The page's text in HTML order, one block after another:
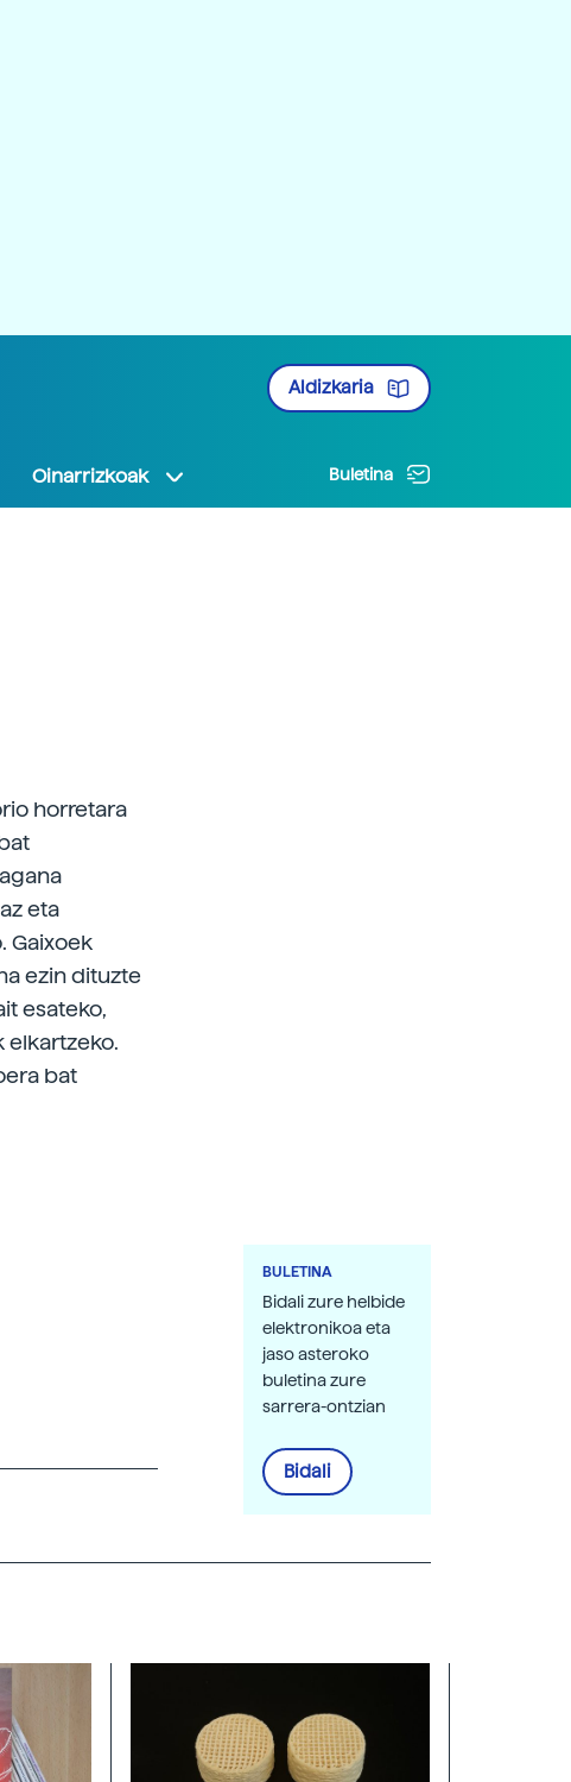
Aldizkaria
Oinarrizkoak Buletina
horretara
eta
Gaixoek
ezin dituzte
esateko,
elkartzeko.
bat
BULETINA
Bidali zure helbide
elektronikoa eta
jaso asteroko
buletina zure
sarrera-ontzian
Bidali